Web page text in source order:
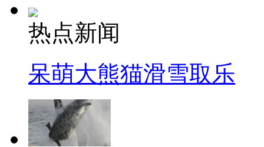
热点新闻
呆萌大熊猫滑雪取乐